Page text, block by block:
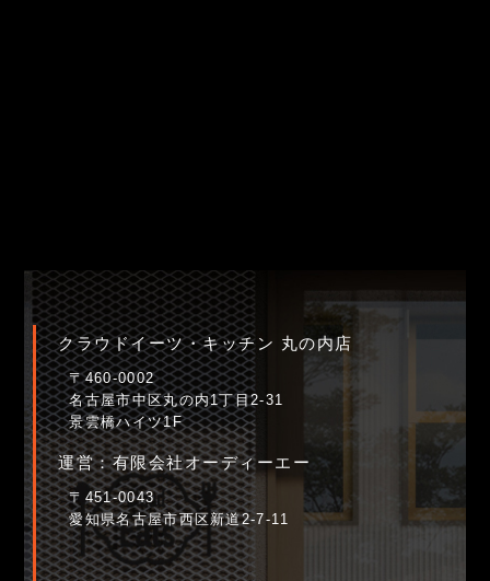
クラウドイーツ・キッチン 丸の内店
〒460-0002
名古屋市中区丸の内1丁目2-31
景雲橋ハイツ1F
運営：有限会社オーディーエー
〒451-0043
愛知県名古屋市西区新道2-7-11